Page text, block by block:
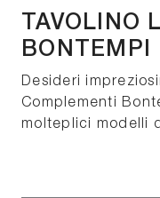
TAVOLINO
BONTEMPI
Desideri
Complementi
molteplici modelli